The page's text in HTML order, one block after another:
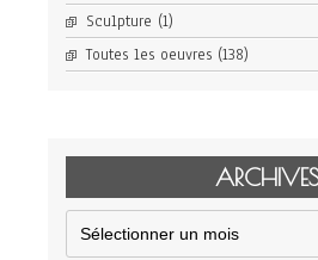
Sculpture (1)
Toutes les oeuvres (138)
Archives